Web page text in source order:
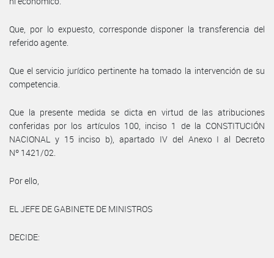
Que, por lo expuesto, corresponde disponer la transferencia del
referido agente.
Que el servicio jurídico pertinente ha tomado la intervención de su
competencia.
Que la presente medida se dicta en virtud de las atribuciones
conferidas por los artículos 100, inciso 1 de la CONSTITUCIÓN
NACIONAL y 15 inciso b), apartado IV del Anexo I al Decreto
Nº 1421/02.
Por ello,
EL JEFE DE GABINETE DE MINISTROS
DECIDE: